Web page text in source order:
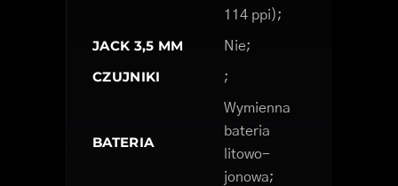
114 ppi);
JACK 3,5 MM Nie;
CZUJNIKI ;
BATERIA
Wymienna
bateria
litowo-
jonowa;